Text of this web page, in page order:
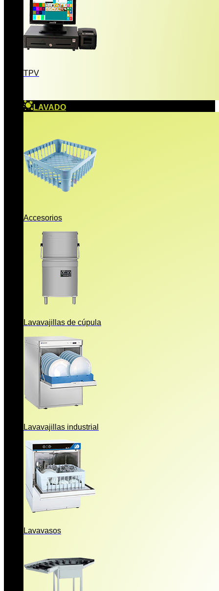
TPV
LAVADO
Accesorios
Lavavajillas de cúpula
Lavavajillas industrial
Lavavasos